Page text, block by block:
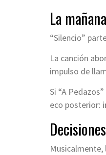
La
“Silencio”
La canción
impulso de
Si “A
eco posterior: